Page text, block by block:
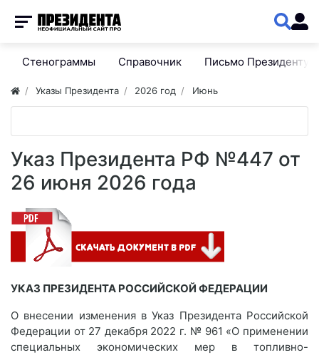
Стенограммы Справочник Письмо Президенту
Указы Президента 2026 год Июнь
Указ Президента РФ №447 от
26 июня 2026 года
УКАЗ ПРЕЗИДЕНТА РОССИЙСКОЙ ФЕДЕРАЦИИ
О внесении изменения в Указ Президента Российской
Федерации от 27 декабря 2022 г. № 961 «О применении
специальных экономических мер в топливно-